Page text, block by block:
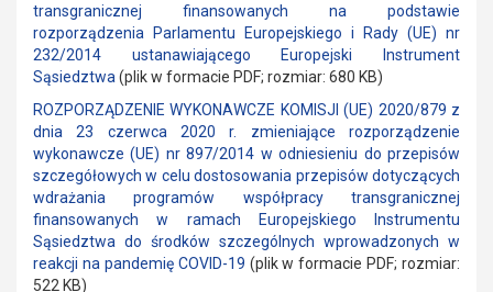
transgranicznej finansowanych na podstawie
rozporządzenia Parlamentu Europejskiego i Rady (UE) nr
232/2014 ustanawiającego Europejski Instrument
Sąsiedztwa(plik w formacie PDF; rozmiar: 680 KB)
ROZPORZĄDZENIE WYKONAWCZE KOMISJI (UE) 2020/879 z
dnia 23 czerwca 2020 r. zmieniające rozporządzenie
wykonawcze (UE) nr 897/2014 w odniesieniu do przepisów
szczegółowych w celu dostosowania przepisów dotyczących
wdrażania programów współpracy transgranicznej
finansowanych w ramach Europejskiego Instrumentu
Sąsiedztwa do środków szczególnych wprowadzonych w
reakcji na pandemię COVID-19 (plik w formacie PDF; rozmiar:
522 KB)